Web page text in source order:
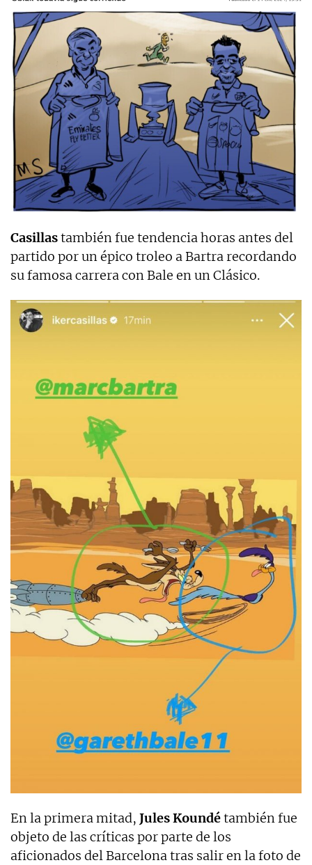
Casillastambién fue tendencia horas antes del
partido por un épico troleo a Bartra recordando
su famosa carrera con Bale en un Clásico.
En la primera mitad, Jules Koundétambién fue
objeto de las críticas por parte de los
aficionados del Barcelona tras salir en la foto de